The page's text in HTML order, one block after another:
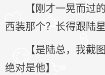
【刚才一晃而过
西装那个？长得跟陆星
【是陆总，我截
绝对是他】